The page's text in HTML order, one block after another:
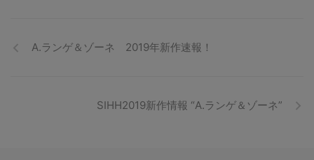
A.ランゲ＆ゾーネ 2019年新作速報！
SIHH2019新作情報 “A.ランゲ＆ゾーネ”